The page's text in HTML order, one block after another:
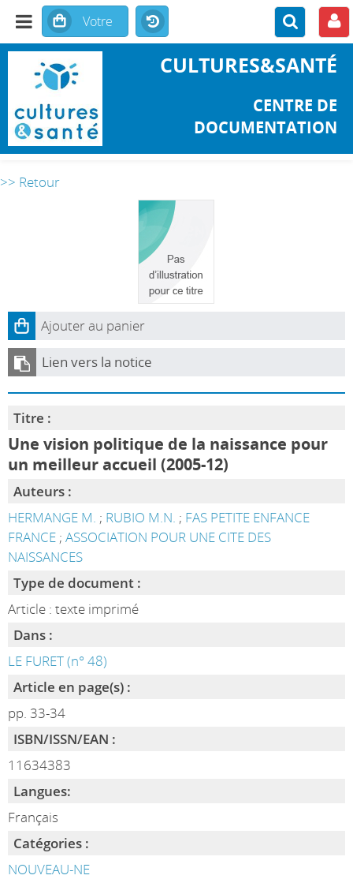
CULTURES&SANTÉ
CENTRE DE
DOCUMENTATION
>> Retour
Ajouter au panier
Lien vers la notice
Titre :
Une vision politique de la naissance pour
un meilleur accueil (2005-12)
Auteurs :
HERMANGE M. ; RUBIO M.N. ; FAS PETITE ENFANCE
FRANCE; ASSOCIATION POUR UNE CITE DES
NAISSANCES
Type de document :
Article : texte imprimé
Dans :
LE FURET (n° 48)
Article en page(s) :
pp. 33-34
ISBN/ISSN/EAN :
11634383
Langues:
Français
Catégories :
NOUVEAU-NE